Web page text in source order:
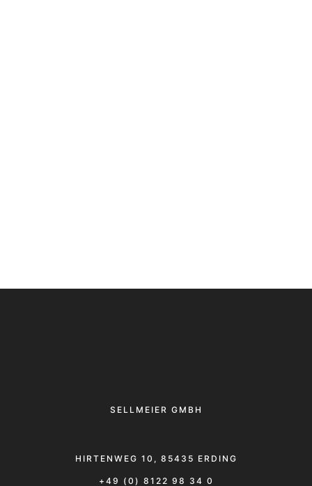
SELLMEIER GMBH
HIRTENWEG 10, 85435 ERDING
+49 (0) 8122 98 34 0